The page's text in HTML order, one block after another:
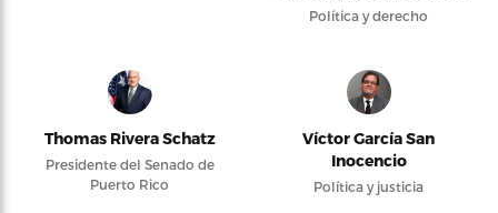
Política y derecho
Thomas Rivera Schatz
Presidente del Senado de
Puerto Rico
Víctor García San
Inocencio
Política y justicia